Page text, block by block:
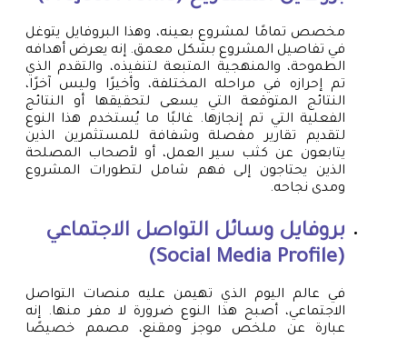
مخصص تمامًا لمشروع بعينه، وهذا البروفايل يتوغل
في تفاصيل المشروع بشكل معمق. إنه يعرض أهدافه
الطموحة، والمنهجية المتبعة لتنفيذه، والتقدم الذي
تم إحرازه في مراحله المختلفة، وأخيرًا وليس آخرًا،
النتائج المتوقعة التي يسعى لتحقيقها أو النتائج
الفعلية التي تم إنجازها. غالبًا ما يُستخدم هذا النوع
لتقديم تقارير مفصلة وشفافة للمستثمرين الذين
يتابعون عن كثب سير العمل، أو لأصحاب المصلحة
الذين يحتاجون إلى فهم شامل لتطورات المشروع
ومدى نجاحه.
بروفايل وسائل التواصل الاجتماعي
(Social Media Profile)
في عالم اليوم الذي تهيمن عليه منصات التواصل
الاجتماعي، أصبح هذا النوع ضرورة لا مفر منها. إنه
عبارة عن ملخص موجز ومقنع، مصمم خصيصًا